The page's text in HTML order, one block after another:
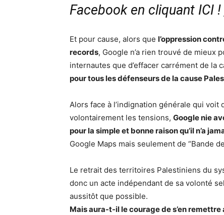
Facebook en cliquant ICI !
Et pour cause, alors que l’oppression
records, Google n’a rien trouvé de mieux
internautes que d’effacer carrément de la
pour tous les défenseurs de la cause
Alors face à l’indignation générale qui voit
volontairement les tensions, Google nie
pour la simple et bonne raison qu’il n’a
Google Maps mais seulement de “Bande
Le retrait des territoires Palestiniens du
donc un acte indépendant de sa volonté
aussitôt que possible.
Mais aura-t-il le courage de s’en